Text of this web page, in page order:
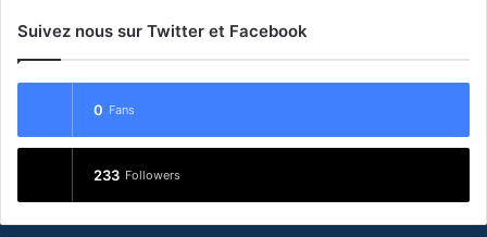
Suivez nous sur Twitter et Facebook
0 Fans
233 Followers